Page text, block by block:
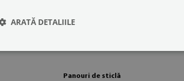
Panouri de sticlă
ARATĂ DETALIILE